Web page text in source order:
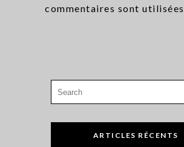
commentaires sont utilisées
for:
ARTICLES RÉCENTS